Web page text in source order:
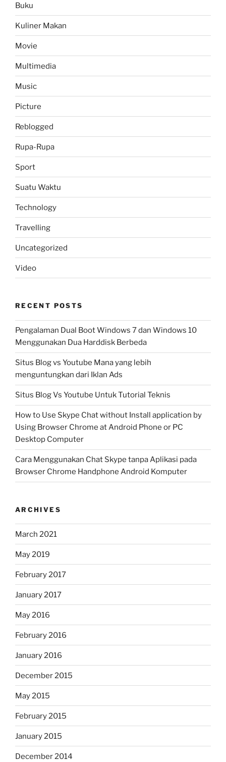
Buku
Kuliner Makan
Movie
Multimedia
Music
Picture
Reblogged
Rupa-Rupa
Sport
Suatu Waktu
Technology
Travelling
Uncategorized
Video
RECENT POSTS
Pengalaman Dual Boot Windows 7 dan Windows 10
Menggunakan Dua Harddisk Berbeda
Situs Blog vs Youtube Mana yang lebih
menguntungkan dari Iklan Ads
Situs Blog Vs Youtube Untuk Tutorial Teknis
How to Use Skype Chat without Install application by
Using Browser Chrome at Android Phone or PC
Desktop Computer
Cara Menggunakan Chat Skype tanpa Aplikasi pada
Browser Chrome Handphone Android Komputer
ARCHIVES
March 2021
May 2019
February 2017
January 2017
May 2016
February 2016
January 2016
December 2015
May 2015
February 2015
January 2015
December 2014